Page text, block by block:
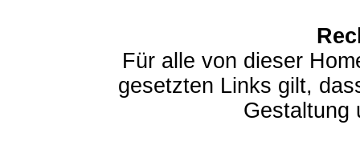
Für alle von dieser
gesetzten Links gilt,
Gestaltung